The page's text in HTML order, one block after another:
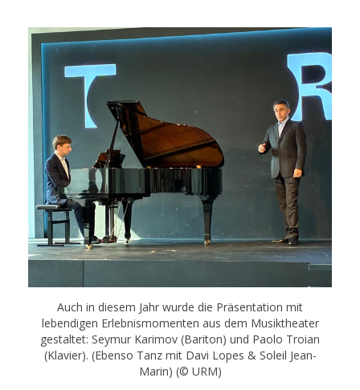
Auch in diesem Jahr wurde die Präsentation mit
lebendigen Erlebnismomenten aus dem Musiktheater
gestaltet: Seymur Karimov (Bariton) und Paolo Troian
(Klavier). (Ebenso Tanz mit Davi Lopes & Soleil Jean-
Marin) (© URM)